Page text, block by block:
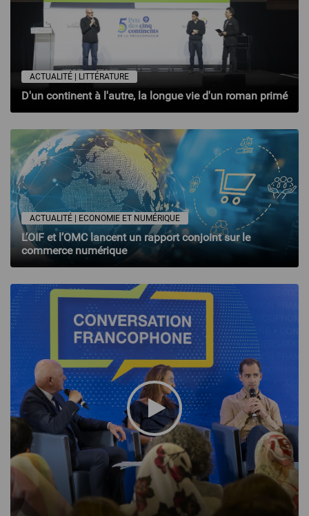
ACTUALITÉ | LITTÉRATURE
D'un continent à l'autre, la longue vie d'un roman primé
ACTUALITÉ | ECONOMIE ET NUMÉRIQUE
L’OIF et l’OMC lancent un rapport conjoint sur le
commerce numérique